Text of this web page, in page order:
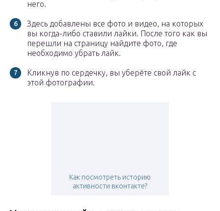
него.
Здесь добавлены все фото и видео, на которых
вы когда-либо ставили лайки. После того как вы
перешли на страницу найдите фото, где
необходимо убрать лайк.
Кликнув по сердечку, вы уберёте свой лайк с
этой фотографии.
Как посмотреть историю
активности вконтакте?